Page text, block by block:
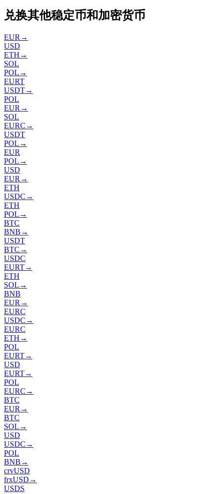
兑换其他稳定币和加密货币
EUR →
USD
ETH →
SOL
POL →
EURT
USDT→
POL
EUR →
SOL
EURC →
USDT
POL →
EUR
POL →
USD
EUR →
ETH
USDC →
ETH
POL →
BTC
BNB →
USDT
BTC →
USDC
EURT→
ETH
SOL →
BNB
EUR →
EURC
USDC →
EURC
ETH →
POL
EURT→
USD
EURT→
POL
EURC →
BTC
EUR →
BTC
SOL →
USD
USDC →
POL
BNB →
crvUSD
frxUSD →
USDS